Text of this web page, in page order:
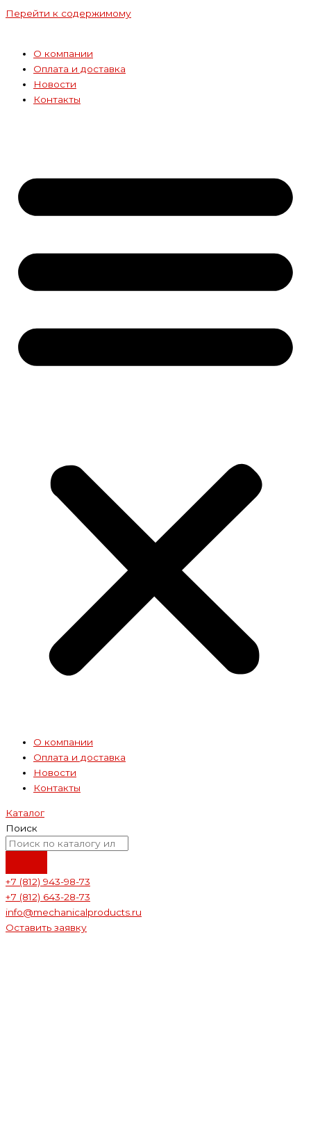
Перейти к содержимому
О компании
Оплата и доставка
Новости
Контакты
О компании
Оплата и доставка
Новости
Контакты
Каталог
Поиск
+7 (812) 943-98-73
+7 (812) 643-28-73
info@mechanicalproducts.ru
Оставить заявку